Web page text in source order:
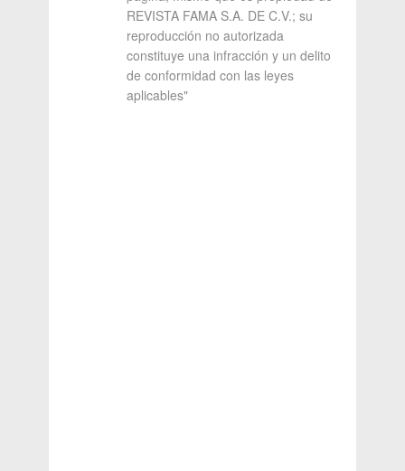
REVISTA FAMA S.A. DE C.V.; su
reproducción no autorizada
constituye una infracción y un delito
de conformidad con las leyes
aplicables"